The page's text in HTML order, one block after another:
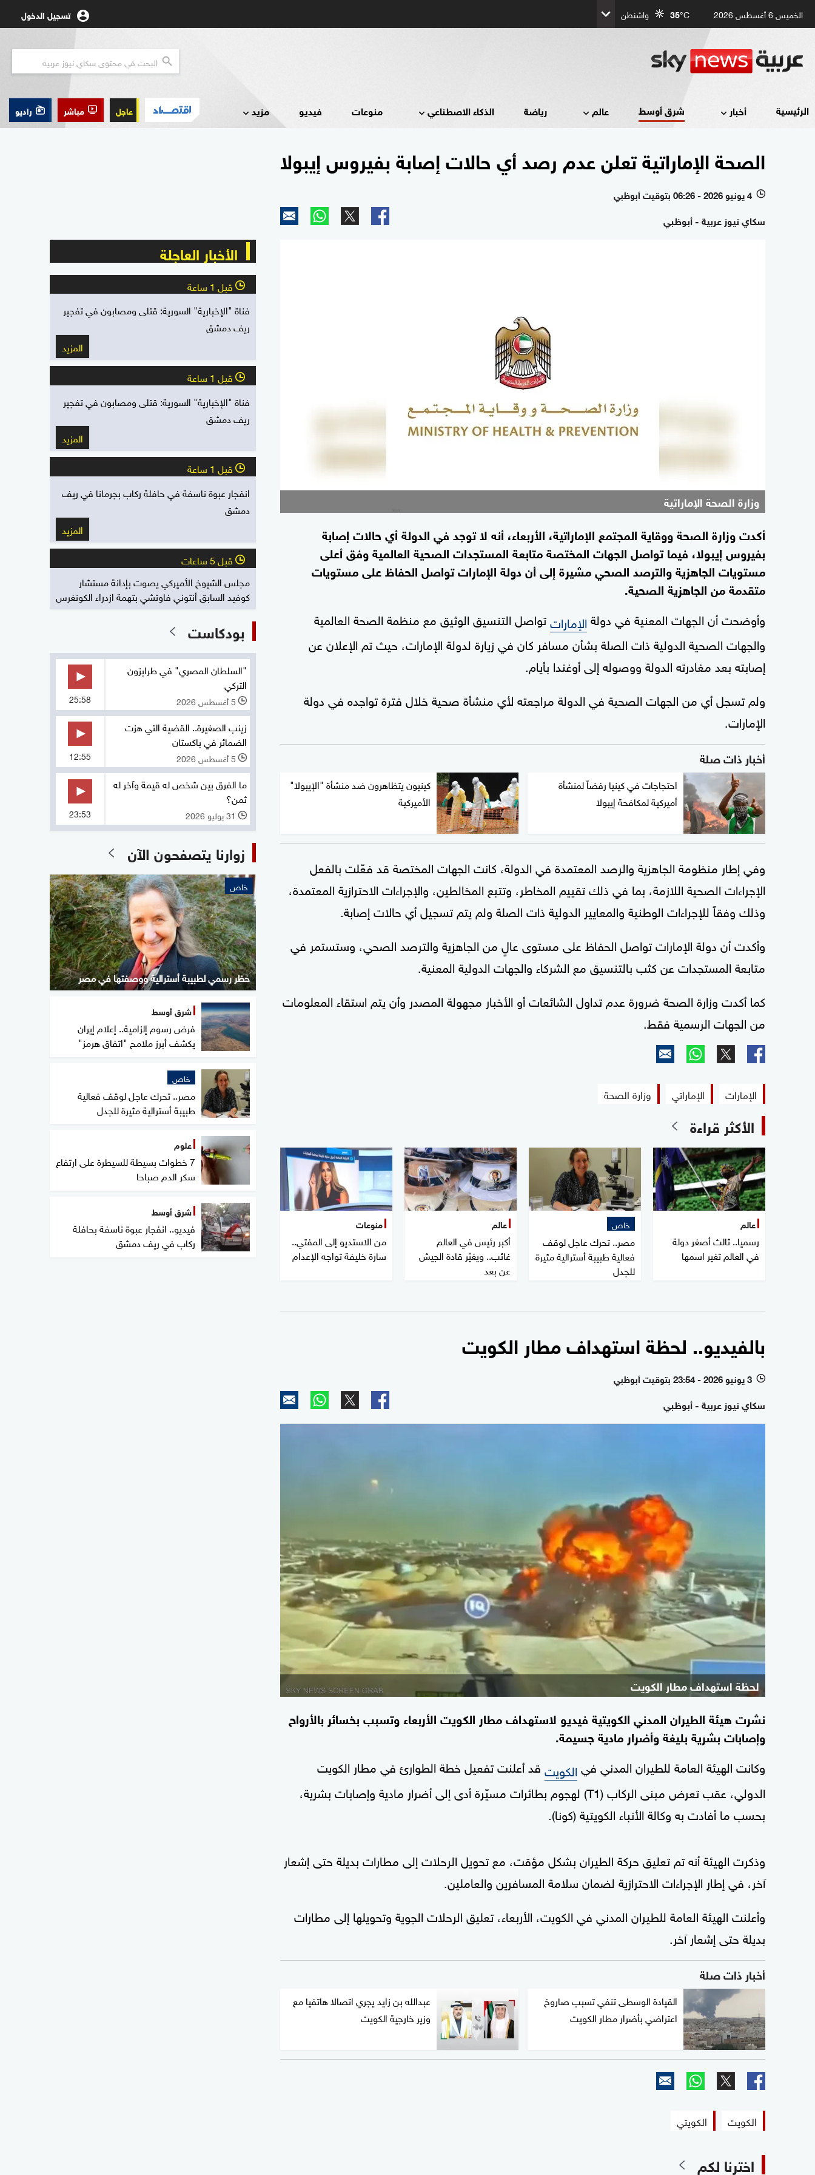
الخميس 6 أغسطس 2026 35°C واشنطن تسجيل الدخول
الرئيسية أخبار شرق أوسط عالم رياضة الذكاء الاصطناعي منوعات فيديو مزيد عاجل مباشر راديو
الصحة الإماراتية تعلن عدم رصد أي حالات إصابة بفيروس إيبولا
l 4 يونيو 2026 - 06:26 بتوقيت أبوظبي
سكاي نيوز عربية - أبوظبي
وزارة الصحة الإماراتية
أكدت وزارة الصحة ووقاية المجتمع الإماراتية، الأربعاء، أنه لا توجد في الدولة أي حالات إصابة
بفيروس إيبولا، فيما تواصل الجهات المختصة متابعة المستجدات الصحية العالمية وفق أعلى
مستويات الجاهزية والترصد الصحي مشيرة إلى أن دولة الإمارات تواصل الحفاظ على مستويات
متقدمة من الجاهزية الصحية.
وأوضحت أن الجهات المعنية في دولة الإماراتتواصل التنسيق الوثيق مع منظمة الصحة العالمية
والجهات الصحية الدولية ذات الصلة بشأن مسافر كان في زيارة لدولة الإمارات، حيث تم الإعلان عن
إصابته بعد مغادرته الدولة ووصوله إلى أوغندا بأيام.
ولم تسجل أي من الجهات الصحية في الدولة مراجعته لأي منشأة صحية خلال فترة تواجده في دولة
الإمارات.
أخبار ذات صلة
احتجاجات في كينيا رفضاً لمنشأة
أميركية لمكافحة إيبولا
كينيون يتظاهرون ضد منشأة "الإيبولا"
الأميركية
وفي إطار منظومة الجاهزية والرصد المعتمدة في الدولة، كانت الجهات المختصة قد فعّلت بالفعل
الإجراءات الصحية اللازمة، بما في ذلك تقييم المخاطر، وتتبع المخالطين، والإجراءات الاحترازية المعتمدة،
وذلك وفقاً للإجراءات الوطنية والمعايير الدولية ذات الصلة ولم يتم تسجيل أي حالات إصابة.
وأكدت أن دولة الإمارات تواصل الحفاظ على مستوى عالٍ من الجاهزية والترصد الصحي، وستستمر في
متابعة المستجدات عن كثب بالتنسيق مع الشركاء والجهات الدولية المعنية.
كما أكدت وزارة الصحة ضرورة عدم تداول الشائعات أو الأخبار مجهولة المصدر وأن يتم استقاء المعلومات
من الجهات الرسمية فقط.
الإمارات الإماراتي وزارة الصحة
الأكثر قراءة
عالم
رسميا.. ثالث أصغر دولة
في العالم تغير اسمها
خاص
مصر.. تحرك عاجل لوقف
فعالية طبيبة أسترالية مثيرة
للجدل
عالم
أكبر رئيس في العالم
غائب.. ويغيّر قادة الجيش
عن بعد
منوعات
من الاستديو إلى المفتي..
سارة خليفة تواجه الإعدام
بالفيديو.. لحظة استهداف مطار الكويت
l 3 يونيو 2026 - 23:54 بتوقيت أبوظبي
سكاي نيوز عربية - أبوظبي
لحظة استهداف مطار الكويت
نشرت هيئة الطيران المدني الكويتية فيديو لاستهداف مطار الكويت الأربعاء وتسبب بخسائر بالأرواح
وإصابات بشرية بليغة وأضرار مادية جسيمة.
وكانت الهيئة العامة للطيران المدني في الكويت قد أعلنت تفعيل خطة الطوارئ في مطار الكويت
الدولي، عقب تعرض مبنى الركاب (T1) لهجوم بطائرات مسيّرة أدى إلى أضرار مادية وإصابات بشرية،
بحسب ما أفادت به وكالة الأنباء الكويتية (كونا).
وذكرت الهيئة أنه تم تعليق حركة الطيران بشكل مؤقت، مع تحويل الرحلات إلى مطارات بديلة حتى إشعار
آخر، في إطار الإجراءات الاحترازية لضمان سلامة المسافرين والعاملين.
وأعلنت الهيئة العامة للطيران المدني في الكويت، الأربعاء، تعليق الرحلات الجوية وتحويلها إلى مطارات
بديلة حتى إشعار آخر.
أخبار ذات صلة
القيادة الوسطى تنفي تسبب صاروخ
اعتراضي بأضرار مطار الكويت
عبدالله بن زايد يجري اتصالا هاتفيا مع
وزير خارجية الكويت
الكويت الكويتي
اخترنا لكم
الأخبار العاجلة
l قبل 1 ساعة
فناة "الإخبارية" السورية: قتلى ومصابون في تفجير
ريف دمشق
المزيد
l قبل 1 ساعة
فناة "الإخبارية" السورية: قتلى ومصابون في تفجير
ريف دمشق
المزيد
l قبل 1 ساعة
انفجار عبوة ناسفة في حافلة ركاب بجرمانا في ريف
دمشق
المزيد
l قبل 5 ساعات
مجلس الشيوخ الأميركي يصوت بإدانة مستشار
كوفيد السابق أنتوني فاوتشي بتهمة ازدراء الكونغرس
بودكاست
"السلطان المصري" في طرابزون
التركي
l 5 أغسطس 2026 25:58
زينب الصغيرة.. القضية التي هزت
الضمائر في باكستان
l 5 أغسطس 2026 12:55
ما الفرق بين شخص له قيمة وآخر له
ثمن؟
l 31 يوليو 2026 23:53
زوارنا يتصفحون الآن
خاص
حظر رسمي لطبيبة أسترالية ووصفتها في مصر
شرق أوسط
فرض رسوم إلزامية.. إعلام إيران
يكشف أبرز ملامح "اتفاق هرمز"
خاص
مصر.. تحرك عاجل لوقف فعالية
طبيبة أسترالية مثيرة للجدل
علوم
7 خطوات بسيطة للسيطرة على ارتفاع
سكر الدم صباحا
شرق أوسط
فيديو.. انفجار عبوة ناسفة بحافلة
ركاب في ريف دمشق